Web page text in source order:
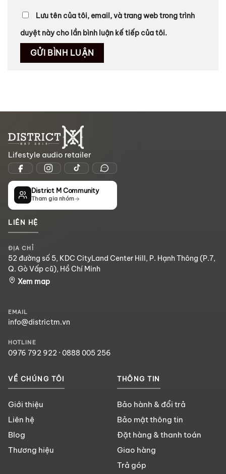
Lưu tên của tôi, email, và trang web trong trình
duyệt này cho lần bình luận kế tiếp của tôi.
Lifestyle audio retailer
District M Community
Tham gia nhóm
LIÊN HỆ
ĐỊA CHỈ
52 đường số 5, KDC CityLand Center Hill, P. Hạnh Thông (P.7,
Q. Gò Vấp cũ), Hồ Chí Minh
Xem map
EMAIL
info@districtm.vn
HOTLINE
0976 792 922 · 0888 005 256
VỀ CHÚNG TÔI
Giới thiệu
Liên hệ
Blog
Thương hiệu
THÔNG TIN
Bảo hành & đổi trả
Bảo mật thông tin
Đặt hàng & thanh toán
Giao hàng
Trả góp